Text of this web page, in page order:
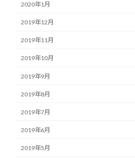
2020年1月
2019年12月
2019年11月
2019年10月
2019年9月
2019年8月
2019年7月
2019年6月
2019年5月